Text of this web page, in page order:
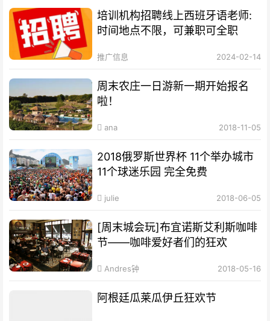
培训机构招聘线上西班牙语老师:
时间地点不限，可兼职可全职
推广信息 2024-02-14
周末农庄一日游新一期开始报名
啦！
ana 2018-11-05
2018俄罗斯世界杯 11个举办城市
11个球迷乐园 完全免费
julie 2018-06-05
[周末城会玩]布宜诺斯艾利斯咖啡
节——咖啡爱好者们的狂欢
Andres钟 2018-05-16
阿根廷瓜莱瓜伊丘狂欢节